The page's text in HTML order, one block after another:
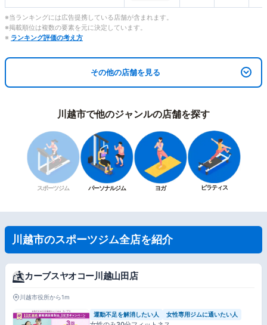
※当ランキングには広告提携している店舗が含まれます。
※掲載順位は複数の要素を元に決定しています。
※ ランキング評価の考え方
その他の店舗を見る
川越市で他のジャンルの店舗を探す
スポーツジム パーソナルジム ヨガ ピラティス
川越市のスポーツジム全店を紹介
カーブスヤオコー川越山田店
川越市役所から1m
運動不足を解消したい人 女性専用ジムに通いたい人